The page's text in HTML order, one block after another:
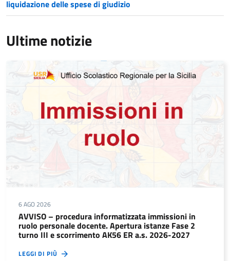
liquidazione delle spese di giudizio
Ultime notizie
6 AGO 2026
AVVISO – procedura informatizzata immissioni in
ruolo personale docente. Apertura istanze Fase 2
turno III e scorrimento AK56 ER a.s. 2026-2027
LEGGI DI PIÙ